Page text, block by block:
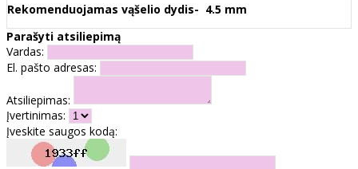
Rekomenduojamas vąšelio dydis- 4.5 mm
Parašyti atsiliepimą
Vardas:
El. pašto adresas:
Atsiliepimas:
Įvertinimas:
Įveskite saugos kodą: